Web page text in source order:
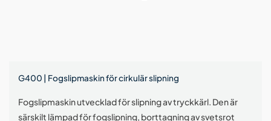
G400 | Fogslipmaskin för cirkulär slipning
Fogslipmaskin utvecklad för slipning av tryckkärl. Den är
särskilt lämpad för fogslipning, borttagning av svetsrot